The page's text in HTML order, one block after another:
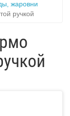
жаровни
ручкой